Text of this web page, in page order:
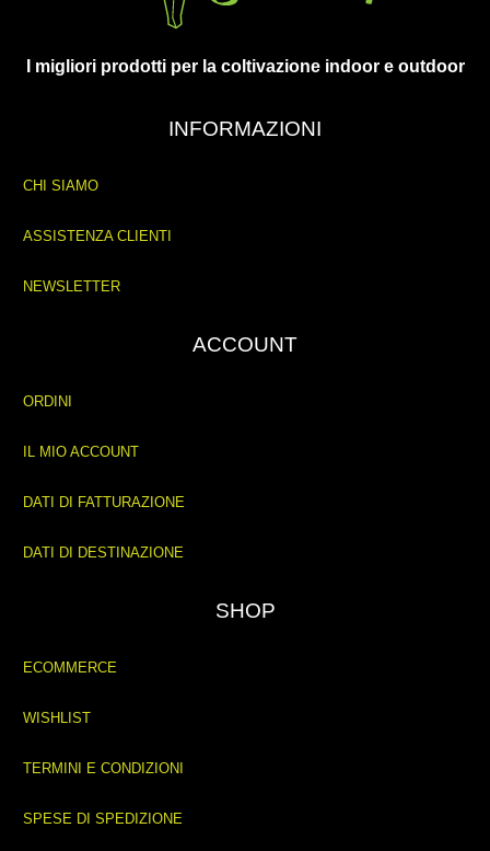
I migliori prodotti per la coltivazione indoor e outdoor
INFORMAZIONI
CHI SIAMO
ASSISTENZA CLIENTI
NEWSLETTER
ACCOUNT
ORDINI
IL MIO ACCOUNT
DATI DI FATTURAZIONE
DATI DI DESTINAZIONE
SHOP
ECOMMERCE
WISHLIST
TERMINI E CONDIZIONI
SPESE DI SPEDIZIONE